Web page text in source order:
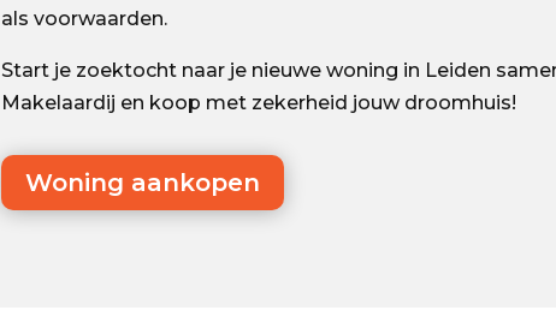
als voorwaarden.
Start je zoektocht naar je nieuwe woning in Leiden
Makelaardij en koop met zekerheid jouw droomhuis!
Woning aankopen